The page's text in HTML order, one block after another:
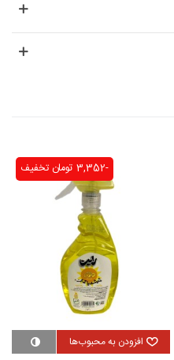
تخفیف -3,352 تومان
افزودن به محبوب‌ها